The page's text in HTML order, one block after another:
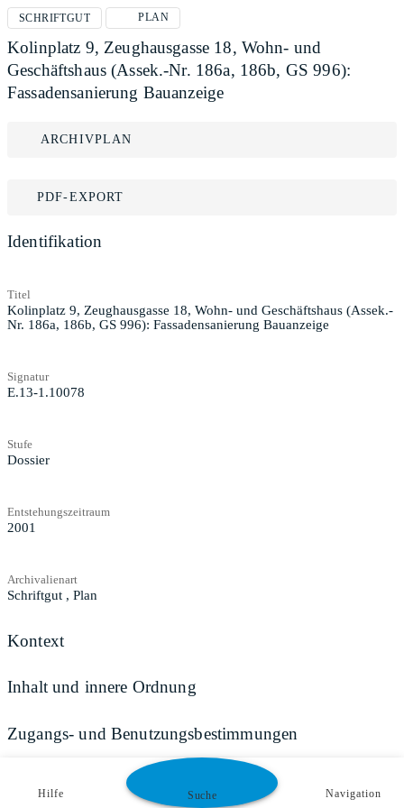
SCHRIFTGUT PLAN
Kolinplatz 9, Zeughausgasse 18, Wohn- und
Geschäftshaus (Assek.-Nr. 186a, 186b, GS 996):
Fassadensanierung Bauanzeige
ARCHIVPLAN
PDF-EXPORT
Identifikation
Titel
Kolinplatz 9, Zeughausgasse 18, Wohn- und Geschäftshaus (Assek.-
Nr. 186a, 186b, GS 996): Fassadensanierung Bauanzeige
Signatur
E.13-1.10078
Stufe
Dossier
Entstehungszeitraum
2001
Archivalienart
Schriftgut , Plan
Kontext
Inhalt und innere Ordnung
Zugangs- und Benutzungsbestimmungen
Hilfe Suche Navigation